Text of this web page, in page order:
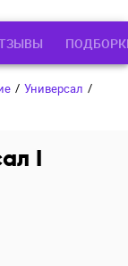
/ Универсал /
I